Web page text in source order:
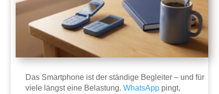
Das Smartphone ist der ständige Begleiter – und für
viele längst eine Belastung.WhatsApp pingt,